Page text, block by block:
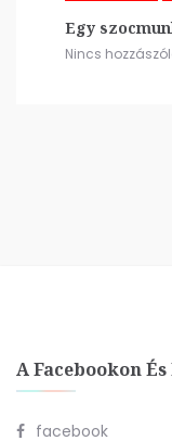
Egy
Nincs
A Facebookon
facebook